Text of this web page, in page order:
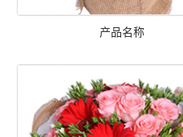
产品名称